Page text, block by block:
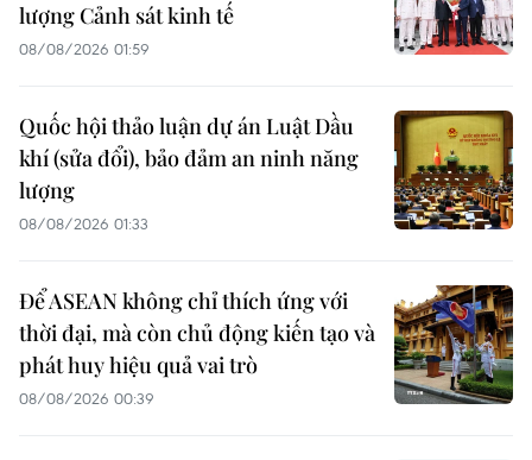
lượng Cảnh sát kinh tế
08/08/2026 01:59
Quốc hội thảo luận dự án Luật Dầu
khí (sửa đổi), bảo đảm an ninh năng
lượng
08/08/2026 01:33
Để ASEAN không chỉ thích ứng với
thời đại, mà còn chủ động kiến tạo và
phát huy hiệu quả vai trò
08/08/2026 00:39